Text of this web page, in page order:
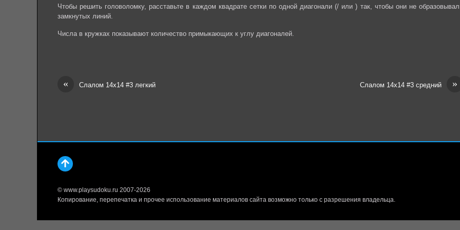
Чтобы решить головоломку, расставьте в каждом квадрате сетки по одной диагонали (/ или ) так, чтобы они не
замкнутых линий.
Числа в кружках показывают количество примыкающих к углу диагоналей.
« Слалом 14х14 #3 легкий »
Слалом 14х14 #3 средний
© www.playsudoku.ru 2007-2026
Копирование, перепечатка и прочее использование материалов сайта возможно только с разрешения владельца.